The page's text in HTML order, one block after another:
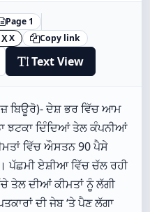
Page 1
X X Copy link
Text View
ਬਿਊਰੋ)- ਦੇਸ਼ ਭਰ ਵਿੱਚ ਆਮ
ਝਟਕਾ ਦਿੰਦਿਆਂ ਤੇਲ ਕੰਪਨੀਆਂ
ਵਿੱਚ ਔਸਤਨ 90 ਪੈਸੇ
ਪੱਛਮੀ ਏਸ਼ੀਆ ਵਿੱਚ ਚੱਲ ਰਹੀ
ਤੇਲ ਦੀਆਂ ਕੀਮਤਾਂ ਨੂੰ ਲੱਗੀ
ਦੀ ਜੇਬ ‘ਤੇ ਪੈਣ ਲੱਗਾ